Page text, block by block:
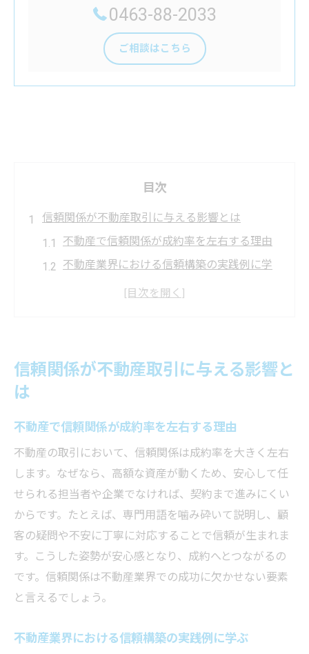
0463-88-2033
ご相談はこちら
目次
信頼関係が不動産取引に与える影響とは
不動産で信頼関係が成約率を左右する理由
不動産業界における信頼構築の実践例に学
る場面
不動産業界で信頼できる人脈を築く方法の
実践例
人脈形成が不動産業界の仕事に与えるメリ
ット
不動産キャリアアップに役立つ人脈拡大の
不動産業界向いてる人の人脈作りの特徴と
信頼関係が不動産取引に与える影響と
は
不動産で信頼関係が成約率を左右する理由
不動産の取引において、信頼関係は成約率を大きく左右
します。なぜなら、高額な資産が動くため、安心して任
せられる担当者や企業でなければ、契約まで進みにくい
からです。たとえば、専門用語を噛み砕いて説明し、顧
客の疑問や不安に丁寧に対応することで信頼が生まれま
す。こうした姿勢が安心感となり、成約へとつながるの
です。信頼関係は不動産業界での成功に欠かせない要素
と言えるでしょう。
不動産業界における信頼構築の実践例に学ぶ